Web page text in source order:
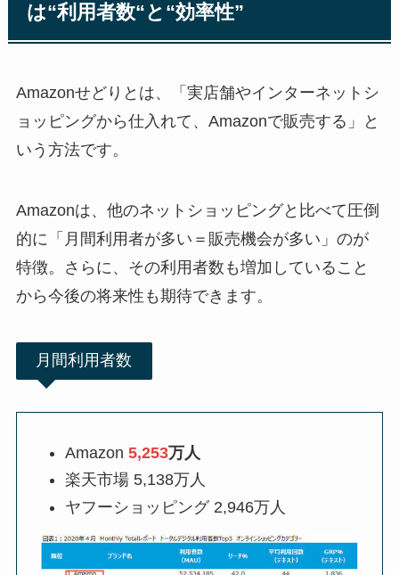
は“利 用者数“と “効率性”
Amazonせどりとは、「実店舗やインターネットシ
ョッピングから仕入れて、Amazonで販売する」と
いう方法です。
Amazonは、他のネットショッピングと比べて圧倒
的に 「月間利用者が多い＝販売機会が多い」のが
特徴。さらに、その利用者数も増加していること
から今後の将来性も期待できます。
月間利用者数
Amazon 5,253万人
楽天市場 5,138万人
ヤフーショッピング 2,946万人